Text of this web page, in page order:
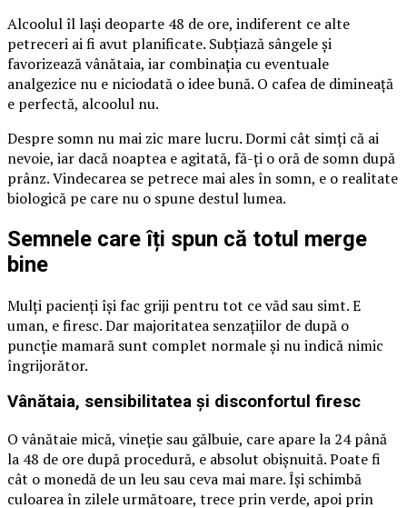
Alcoolul îl lași deoparte 48 de ore, indiferent ce alte
petreceri ai fi avut planificate. Subțiază sângele și
favorizează vânătaia, iar combinația cu eventuale
analgezice nu e niciodată o idee bună. O cafea de dimineață
e perfectă, alcoolul nu.
Despre somn nu mai zic mare lucru. Dormi cât simți că ai
nevoie, iar dacă noaptea e agitată, fă-ți o oră de somn după
prânz. Vindecarea se petrece mai ales în somn, e o realitate
biologică pe care nu o spune destul lumea.
Semnele care îți spun că totul merge
bine
Mulți pacienți își fac griji pentru tot ce văd sau simt. E
uman, e firesc. Dar majoritatea senzațiilor de după o
puncție mamară sunt complet normale și nu indică nimic
îngrijorător.
Vânătaia, sensibilitatea și disconfortul firesc
O vânătaie mică, vineție sau gălbuie, care apare la 24 până
la 48 de ore după procedură, e absolut obișnuită. Poate fi
cât o monedă de un leu sau ceva mai mare. Își schimbă
culoarea în zilele următoare, trece prin verde, apoi prin